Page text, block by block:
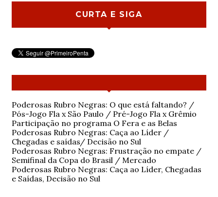
CURTA E SIGA
Poderosas Rubro Negras: O que está faltando? /
Pós-Jogo Fla x São Paulo / Pré-Jogo Fla x Grêmio
Participação no programa O Fera e as Belas
Poderosas Rubro Negras: Caça ao Líder /
Chegadas e saídas/ Decisão no Sul
Poderosas Rubro Negras: Frustração no empate /
Semifinal da Copa do Brasil / Mercado
Poderosas Rubro Negras: Caça ao Líder, Chegadas
e Saídas, Decisão no Sul